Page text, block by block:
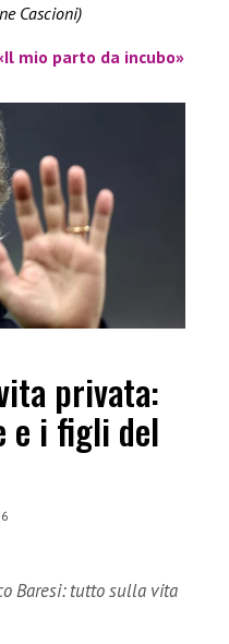
Cascioni)
mio parto da incubo»
privata:
e i figli del
Baresi: tutto sulla vita